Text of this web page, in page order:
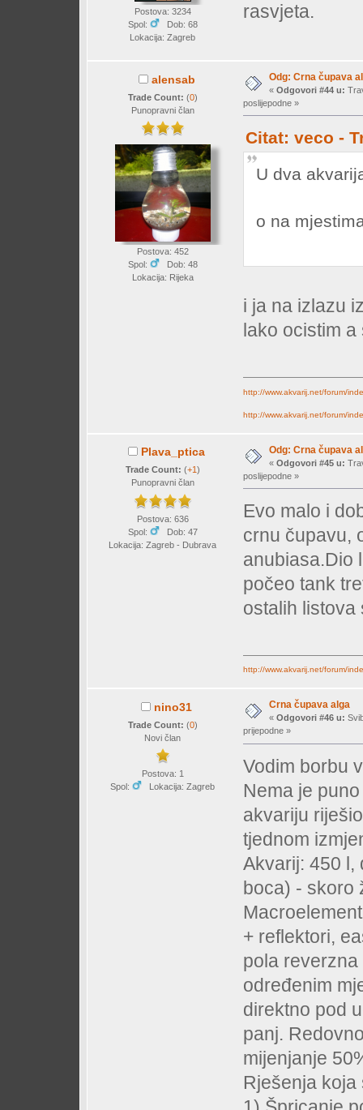
Postova: 3234
Spol:
Dob: 68
Lokacija: Zagreb
rasvjeta.
alensab
Trade Count: (0)
Punopravni član
Postova: 452
Spol:
Dob: 48
Lokacija: Rijeka
Odg: Crna čupava
« Odgovori #44 u:
poslijepodne »
Citat: veco -
U dva
o na
i ja na izlazu
lako ocistim
http://www.akvarij.net/forum/
http://www.akvarij.net/forum/
Plava_ptica
Trade Count: (+1 )
Punopravni član
Postova: 636
Spol:
Dob: 47
Lokacija: Zagreb - Dubrava
Odg: Crna čupava
« Odgovori #45 u:
poslijepodne »
Evo malo i
crnu čupavu,
anubiasa.Dio
počeo tank
ostalih
http://www.akvarij.net/forum/
nino31
Trade Count: (0)
Novi član
Postova: 1
Spol:
Lokacija: Zagreb
Crna čupava alga
« Odgovori #46 u:
prijepodne »
Vodim borbu
Nema je
akvariju
tjednom
Akvarij: 450 l,
boca) - skoro
+ reflektori,
pola
određenim
direktno pod
panj.
mijenjanje
Rješenja